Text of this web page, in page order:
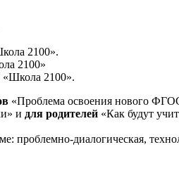
2100».
2100»
«Школа 2100».
«Проблема освоения нового
и для родителей «Как будут
проблемно-диалогическая,